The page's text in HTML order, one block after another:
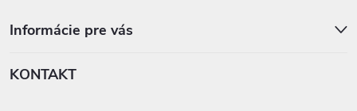
Informácie pre vás
KONTAKT